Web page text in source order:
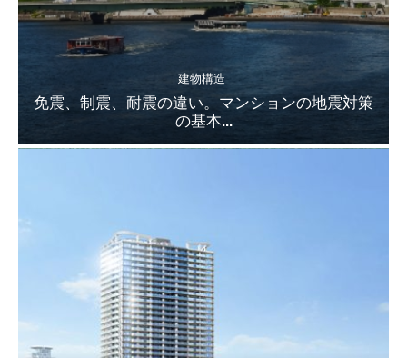
建物構造
免震、制震、耐震の違い。マンションの地震対策
の基本...